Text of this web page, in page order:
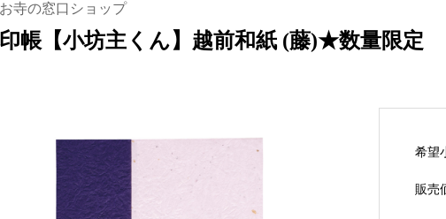
お寺の窓口ショップ
帳【小坊主くん】越前和紙 (藤)★数量限定
希望
販売